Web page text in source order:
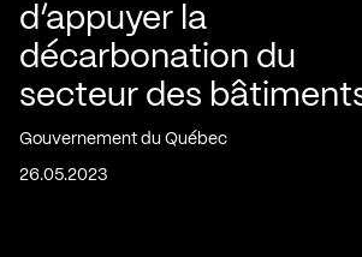
d’appuyer la
décarbonation du
secteur des
Gouvernement du Québec
26.05.2023